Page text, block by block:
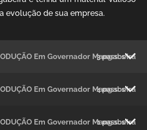
evolução de sua empresa.
Em Governador Mangabeira
3 passos
Em Governador Mangabeira
4 passos
Em Governador Mangabeira
1 passos